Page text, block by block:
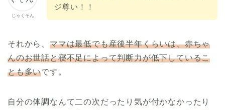
じゃくそん
ジ尊い！！
それから、 ママは最低でも産後半年くらいは、赤ちゃ
んのお世話と寝不足によって判断力が低下しているこ
とも多いです。
自分の体調なんて二の次だったり気が付かなかったり